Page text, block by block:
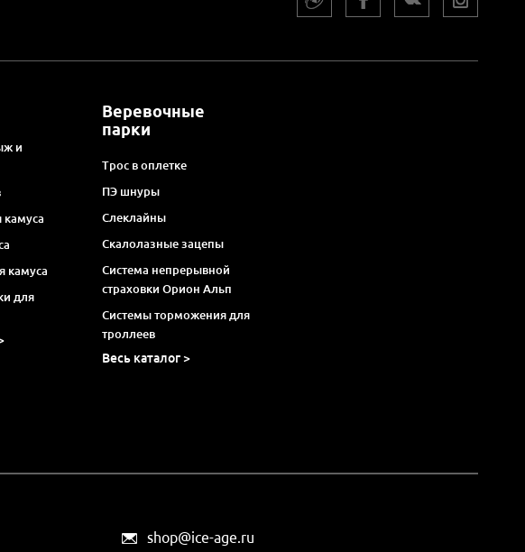
и
камуса
камуса
для
Веревочные
парки
Трос в оплетке
ПЭ шнуры
Слеклайны
Скалолазные зацепы
Система непрерывной
страховки Орион Альп
Системы торможения для
троллеев
Весь каталог >
shop@ice-age.ru